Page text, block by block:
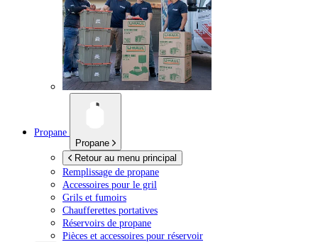
Propane
Propane
Retour au menu principal
Remplissage de propane
Accessoires pour le gril
Grils et fumoirs
Chaufferettes portatives
Réservoirs de propane
Pièces et accessoires pour réservoir